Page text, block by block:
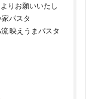
りお願いいたし
パスタ
映えうまパスタ